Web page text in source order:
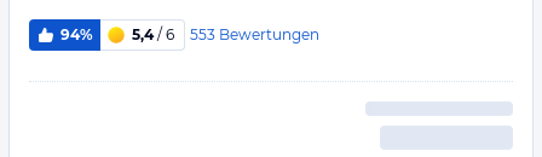
94% 5,4/ 6 553 Bewertungen